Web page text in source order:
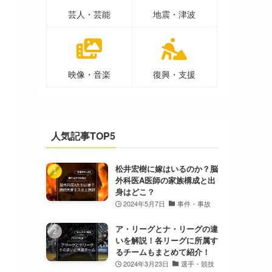
芸人・芸能 地震・津波
映像・音楽 復興・支援
人気記事TOP5
松井宏樹に嫁はいるのか？脳
外科医A医師の家族構成と出
身はどこ？
2024年5月7日 事件・事故
ア・リーグとナ・リーグの違
いを解説！各リーグに所属す
るチームもまとめて紹介！
2024年3月23日 選手・競技